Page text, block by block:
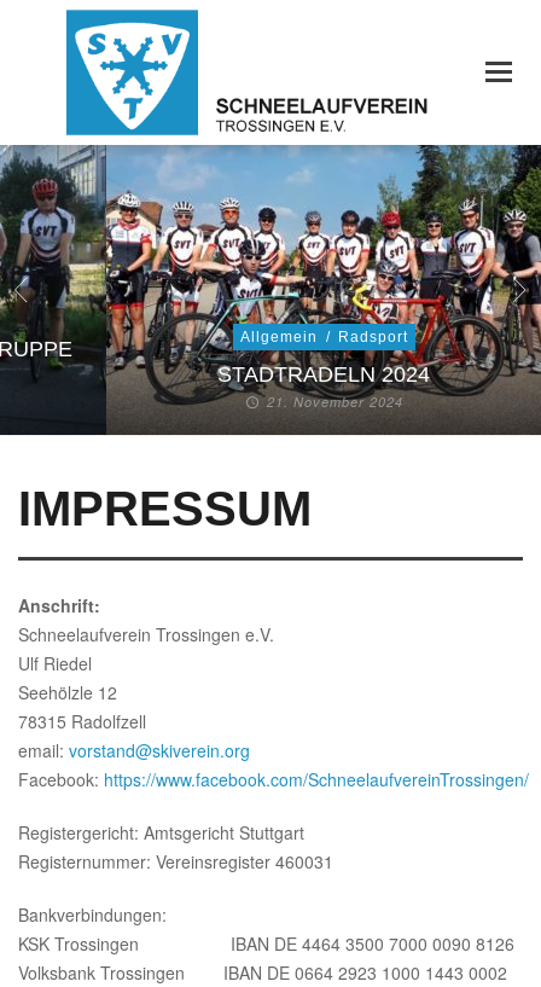
Allgemein / Radsport
STADTRADELN 2024
21. November 2024
IMPRESSUM
Anschrift:
Schneelaufverein Trossingen e.V.
Ulf Riedel
Seehölzle 12
78315 Radolfzell
email: vorstand@skiverein.org
Facebook: https://www.facebook.com/SchneelaufvereinTrossingen/
Registergericht: Amtsgericht Stuttgart
Registernummer: Vereinsregister 460031
Bankverbindungen:
KSK Trossingen IBAN DE 4464 3500 7000 0090 8126
Volksbank Trossingen IBAN DE 0664 2923 1000 1443 0002